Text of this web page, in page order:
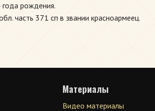
рождения.
часть 371 сп в звании красноармеец.
Материалы
Видео материалы